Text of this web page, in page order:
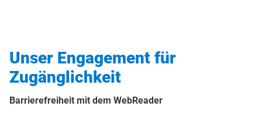
Unser Engagement für
Zugänglichkeit
Barrierefreiheit mit dem WebReader